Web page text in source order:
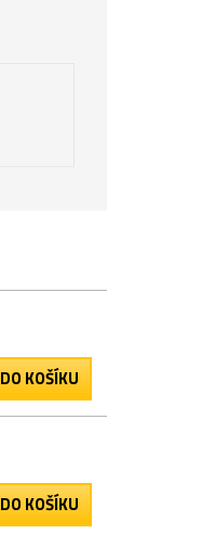
DO KOŠÍKU
DO KOŠÍKU